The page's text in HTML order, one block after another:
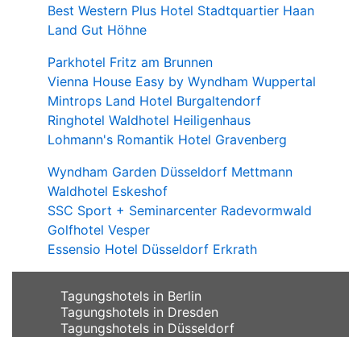
Best Western Plus Hotel Stadtquartier Haan
Land Gut Höhne
Parkhotel Fritz am Brunnen
Vienna House Easy by Wyndham Wuppertal
Mintrops Land Hotel Burgaltendorf
Ringhotel Waldhotel Heiligenhaus
Lohmann's Romantik Hotel Gravenberg
Wyndham Garden Düsseldorf Mettmann
Waldhotel Eskeshof
SSC Sport + Seminarcenter Radevormwald
Golfhotel Vesper
Essensio Hotel Düsseldorf Erkrath
Tagungshotels in Berlin
Tagungshotels in Dresden
Tagungshotels in Düsseldorf